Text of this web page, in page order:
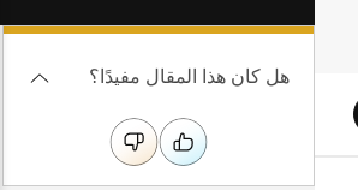
هل كان هذا المقال مفيدًا؟